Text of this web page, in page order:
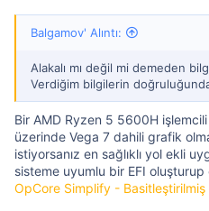
Balgamov' Alıntı:
Alakalı mı değil mi demeden
Verdiğim bilgilerin
Bir AMD Ryzen 5 5600H
üzerinde Vega 7 dahili grafik
istiyorsanız en sağlıklı yol ekli
sisteme uyumlu bir EFI oluşturup
OpCore Simplify -